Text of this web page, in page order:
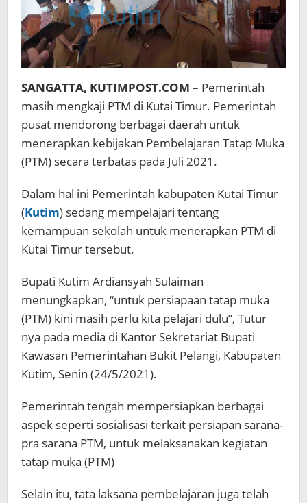
SANGATTA, KUTIMPOST.COM – Pemerintah
masih mengkaji PTM di Kutai Timur. Pemerintah
pusat mendorong berbagai daerah untuk
menerapkan kebijakan Pembelajaran Tatap Muka
(PTM) secara terbatas pada Juli 2021.
Dalam hal ini Pemerintah kabupaten Kutai Timur
(Kutim) sedang mempelajari tentang
kemampuan sekolah untuk menerapkan PTM di
Kutai Timur tersebut.
Bupati Kutim Ardiansyah Sulaiman
menungkapkan, “untuk persiapaan tatap muka
(PTM) kini masih perlu kita pelajari dulu”, Tutur
nya pada media di Kantor Sekretariat Bupati
Kawasan Pemerintahan Bukit Pelangi, Kabupaten
Kutim, Senin (24/5/2021).
Pemerintah tengah mempersiapkan berbagai
aspek seperti sosialisasi terkait persiapan sarana-
pra sarana PTM, untuk melaksanakan kegiatan
tatap muka (PTM)
Selain itu, tata laksana pembelajaran juga telah